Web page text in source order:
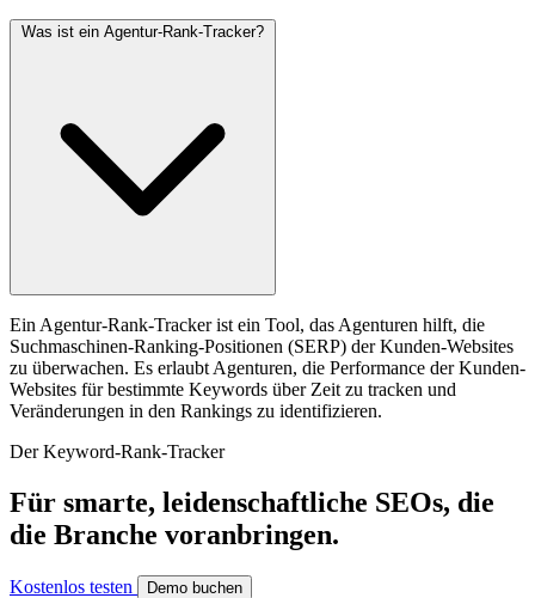
Was ist ein Agentur-Rank-Tracker?
Ein Agentur-Rank-Tracker ist ein Tool, das Agenturen hilft, die
Suchmaschinen-Ranking-Positionen (SERP) der Kunden-Websites
zu überwachen. Es erlaubt Agenturen, die Performance der Kunden-
Websites für bestimmte Keywords über Zeit zu tracken und
Veränderungen in den Rankings zu identifizieren.
Der Keyword-Rank-Tracker
Für smarte, leidenschaftliche SEOs, die
die Branche voranbringen.
Kostenlos testen Demo buchen